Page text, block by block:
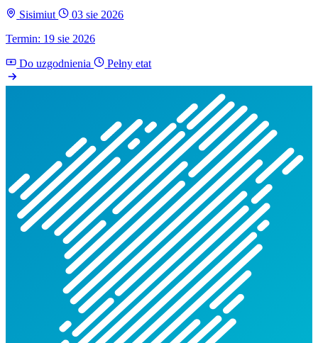
Sisimiut
03 sie 2026
Termin: 19 sie 2026
Do uzgodnienia Pełny etat